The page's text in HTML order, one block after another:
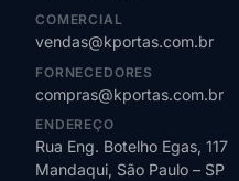
COMERCIAL
vendas@kportas.com.br
FORNECEDORES
compras@kportas.com.br
ENDEREÇO
Rua Eng. Botelho Egas, 117
Mandaqui, São Paulo – SP